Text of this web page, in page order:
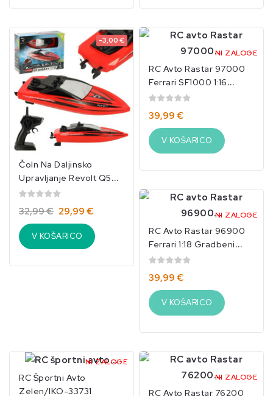
Čoln Na Daljinsko
Upravljanje Revolt Q5
Galaxy Rdeč/IKO-3663
32,99 €
-3,00 €
29,99 €
V KOŠARICO
NI ZALOGE
RC Avto Rastar 97000
Ferrari SF1000 1:16
Gradbeni Komplet/IKO-
39,99 €
V KOŠARICO
NI ZALOGE
RC Avto Rastar 96900
Ferrari 1:18 Gradbeni
Komplet/IKO-3543
39,99 €
V KOŠARICO
NI ZALOGE
RC Športni Avto
Zelen/IKO-33731
NI ZALOGE
RC Avto Rastar 76200